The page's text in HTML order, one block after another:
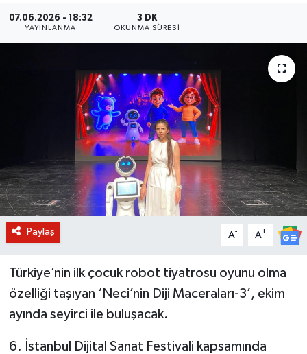
07.06.2026 - 18:32
YAYINLANMA
3 DK
OKUNMA SÜRESI
Paylaş A- A+
Türkiye’nin ilk çocuk robot tiyatrosu oyunu olma
özelliği taşıyan ‘Neci’nin Diji Maceraları-3’, ekim
ayında seyirci ile buluşacak.
6. İstanbul Dijital Sanat Festivali kapsamında
SAĞLIK
OTOMOBİL
KURUMSAL